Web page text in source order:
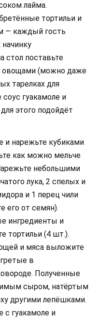
лайма.
тортильи и
— каждый гость
стол поставьте
овощами (можно даже
тарелках для
гуакамоле и
этого подойдёт
и нарежьте кубиками
как можно мельче
небольшими
лука, 2 спелых и
и 1 перец чили
его от семян).
ингредиенты и
тортильи (4 шт.).
и мяса выложите
в
Полученные
сыром, натёртым
другими лепёшками.
с гуакамоле и